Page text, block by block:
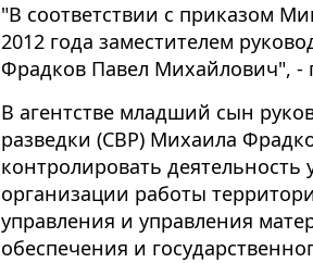
"В соответствии с приказом
2012 года заместителем
Фрадков Павел Михайлович", -
В агентстве младший сын
разведки (СВР) Михаила
контролировать
организации работы
управления и управления
обеспечения и